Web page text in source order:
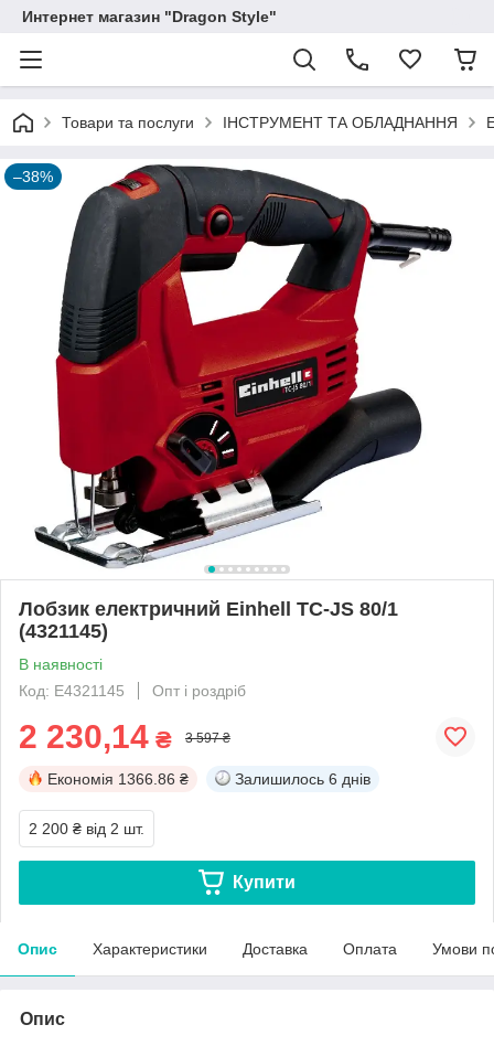
Интернет магазин "Dragon Style"
Товари та послуги ІНСТРУМЕНТ ТА ОБЛАДНАННЯ
–38%
Лобзик електричний Einhell TC-JS 80/1
(4321145)
В наявності
Код: E4321145
Опт і роздріб
2 230,14 ₴ 3 597 ₴
Економія 1366.86 ₴ Залишилось 6 днів
2 200 ₴ від 2 шт.
Купити
Опис Характеристики Доставка Оплата Умови
Опис